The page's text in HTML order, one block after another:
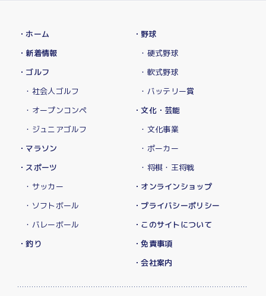
・ホーム
・新着情報
・ゴルフ
・社会人ゴルフ
・オープンコンペ
・ジュニアゴルフ
・マラソン
・スポーツ
・サッカー
・ソフトボール
・バレーボール
・釣り
・野球
・硬式野球
・軟式野球
・バッテリー賞
・文化・芸能
・文化事業
・ポーカー
・将棋・王将戦
・オンラインショップ
・プライバシーポリシー
・このサイトについて
・免責事項
・会社案内